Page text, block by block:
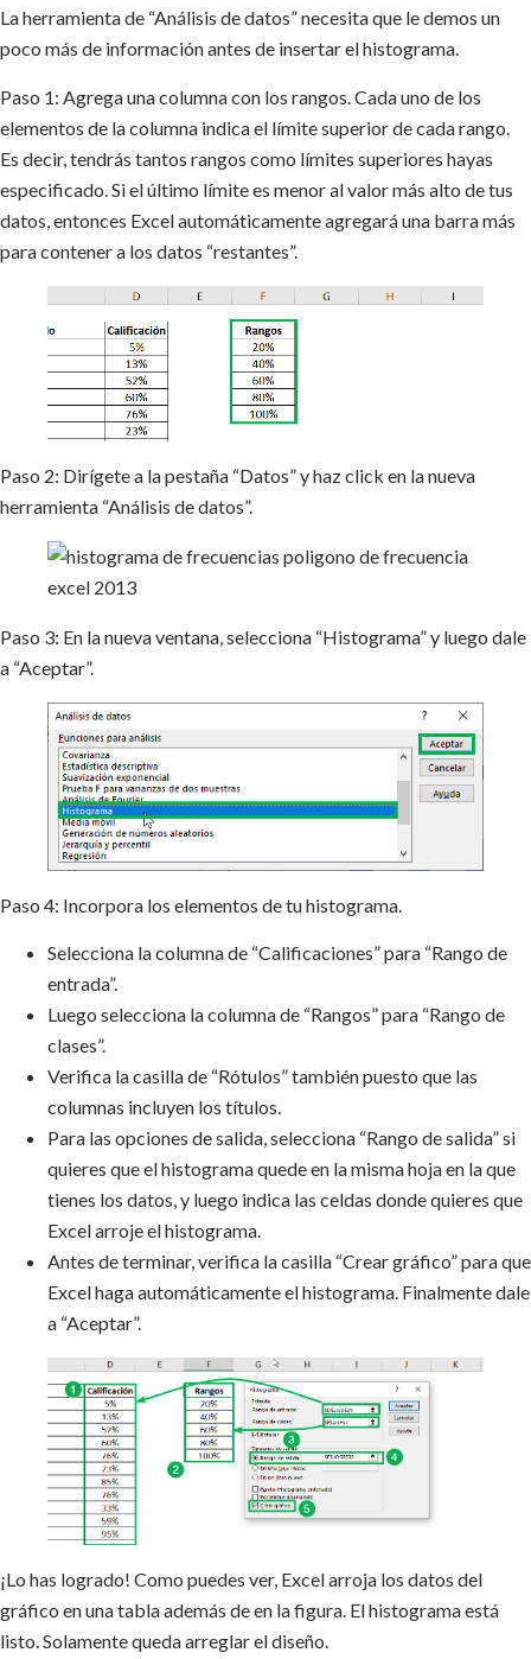
La herramienta de “Análisis de datos” necesita que le demos un
poco más de información antes de insertar el histograma.
Paso 1: Agrega una columna con los rangos. Cada uno de los
elementos de la columna indica el límite superior de cada rango.
Es decir, tendrás tantos rangos como límites superiores hayas
especificado. Si el último límite es menor al valor más alto de tus
datos, entonces Excel automáticamente agregará una barra más
para contener a los datos “restantes”.
Paso 2: Dirígete a la pestaña “Datos” y haz click en la nueva
herramienta “Análisis de datos”.
Paso 3: En la nueva ventana, selecciona “Histograma” y luego dale
a “Aceptar”.
Paso 4: Incorpora los elementos de tu histograma.
Selecciona la columna de “Calificaciones” para “Rango de
entrada”.
Luego selecciona la columna de “Rangos” para “Rango de
clases”.
Verifica la casilla de “Rótulos” también puesto que las
columnas incluyen los títulos.
Para las opciones de salida, selecciona “Rango de salida” si
quieres que el histograma quede en la misma hoja en la que
tienes los datos, y luego indica las celdas donde quieres que
Excel arroje el histograma.
Antes de terminar, verifica la casilla “Crear gráfico” para que
Excel haga automáticamente el histograma. Finalmente dale
a “Aceptar”.
¡Lo has logrado! Como puedes ver, Excel arroja los datos del
gráfico en una tabla además de en la figura. El histograma está
listo. Solamente queda arreglar el diseño.